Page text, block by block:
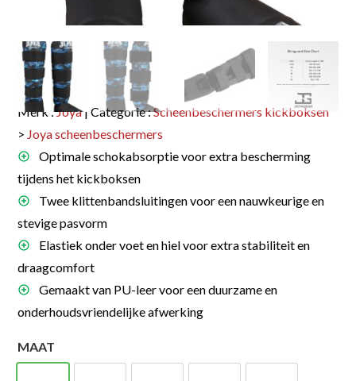
Merk :Joya| Categorie :Scheenbeschermers kickboksen
> Joya scheenbeschermers
Optimale schokabsorptie voor extra bescherming
tijdens het kickboksen
Twee klittenbandsluitingen voor een nauwkeurige en
stevige pasvorm
Elastiek onder voet en hiel voor extra stabiliteit en
draagcomfort
Gemaakt van PU-leer voor een duurzame en
onderhoudsvriendelijke afwerking
MAAT